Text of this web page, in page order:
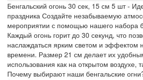
Бенгальский огонь 30 сек, 15 см 5 шт -
праздника Создайте незабываемую
мероприятии с помощью нашего набора
Каждый огонь горит до 30 секунд, что
наслаждаться ярким светом и эффектом
времени. Размер 21 см делает их
использования как на открытом воздухе,
Почему выбирают наши бенгальские